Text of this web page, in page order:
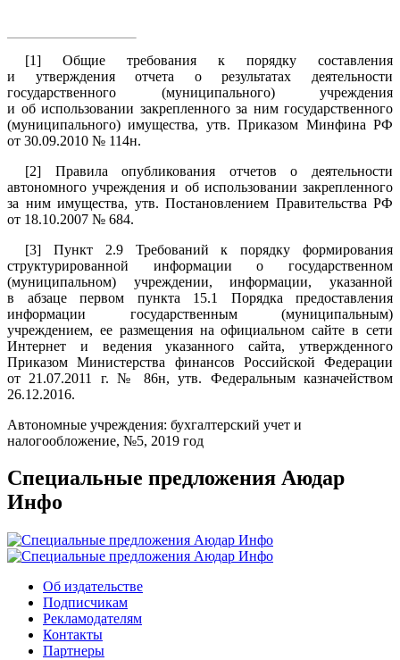
[1] Общие требования к порядку составления
и утверждения отчета о результатах деятельности
государственного (муниципального) учреждения
и об использовании закрепленного за ним государственного
(муниципального) имущества, утв. Приказом Минфина РФ
от 30.09.2010 № 114н.
[2] Правила опубликования отчетов о деятельности
автономного учреждения и об использовании закрепленного
за ним имущества, утв. Постановлением Правительства РФ
от 18.10.2007 № 684.
[3] Пункт 2.9 Требований к порядку формирования
структурированной информации о государственном
(муниципальном) учреждении, информации, указанной
в абзаце первом пункта 15.1 Порядка предоставления
информации государственным (муниципальным)
учреждением, ее размещения на официальном сайте в сети
Интернет и ведения указанного сайта, утвержденного
Приказом Министерства финансов Российской Федерации
от 21.07.2011 г. № 86н, утв. Федеральным казначейством
26.12.2016.
Автономные учреждения: бухгалтерский учет и
налогообложение, №5, 2019 год
Специальные предложения Аюдар
Инфо
Об издательстве
Подписчикам
Рекламодателям
Контакты
Партнеры